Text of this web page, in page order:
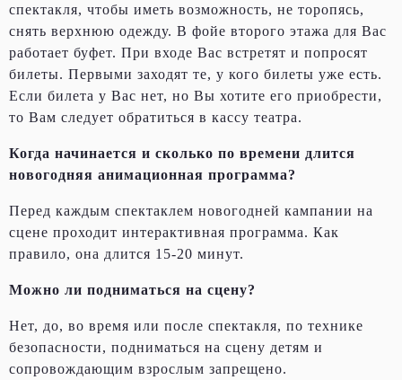
спектакля, чтобы иметь возможность, не торопясь,
снять верхнюю одежду. В фойе второго этажа для Вас
работает буфет. При входе Вас встретят и попросят
билеты. Первыми заходят те, у кого билеты уже есть.
Если билета у Вас нет, но Вы хотите его приобрести,
то Вам следует обратиться в кассу театра.
Когда начинается и сколько по времени длится
новогодняя анимационная программа?
Перед каждым спектаклем новогодней кампании на
сцене проходит интерактивная программа. Как
правило, она длится 15-20 минут.
Можно ли подниматься на сцену?
Нет, до, во время или после спектакля, по технике
безопасности, подниматься на сцену детям и
сопровождающим взрослым запрещено.